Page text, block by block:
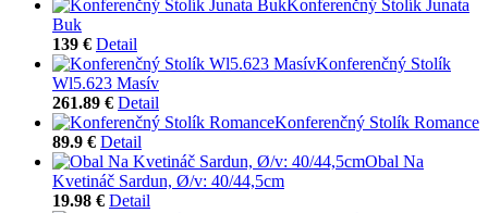
Konferenčný Stolík Junata
Buk
139 € Detail
Konferenčný Stolík
Wl5.623 Masív
261.89 € Detail
Konferenčný Stolík Romance
89.9 € Detail
Obal Na
Kvetináč Sardun, Ø/v: 40/44,5cm
19.98 € Detail